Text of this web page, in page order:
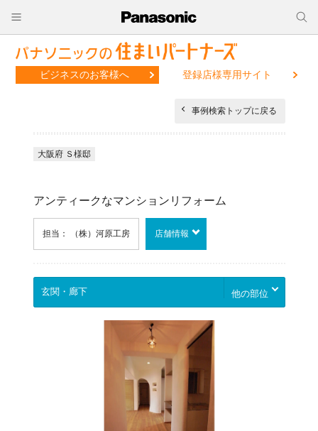
ビジネスのお客様へ 登録店様専用サイト
事例検索トップに戻る
大阪府 Ｓ様邸
アンティークなマンションリフォーム
担当： （株）河原工房 店舗情報
他の部位